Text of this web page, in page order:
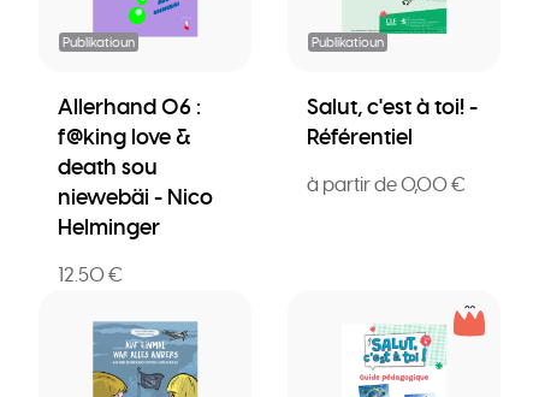
Publikatioun
Allerhand 06 :
f@king love &
death sou
niewebäi - Nico
Helminger
12.50 €
Publikatioun
Salut, c'est à toi! -
Référentiel
à partir de 0,00 €